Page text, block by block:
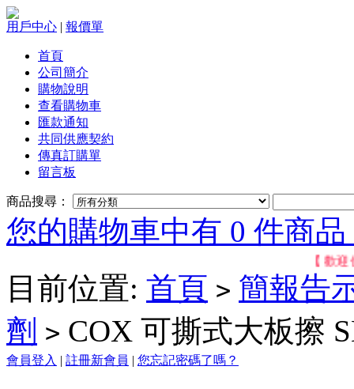
用戶中心 | 報價單
首頁
公司簡介
購物說明
查看購物車
匯款通知
共同供應契約
傳真訂購單
留言板
商品搜尋：
您的購物車中有 0 件商
【 歡迎位於
目前位置: 首頁 > 簡報告
劑 > COX 可撕式大板擦
會員登入 | 註冊新會員 | 您忘記密碼了嗎？